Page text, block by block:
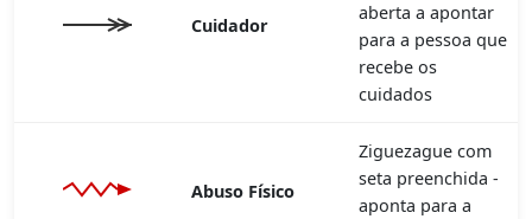
Cuidador
aberta a apontar
para a pessoa que
recebe os
cuidados
Abuso Físico
Ziguezague com
seta preenchida -
aponta para a